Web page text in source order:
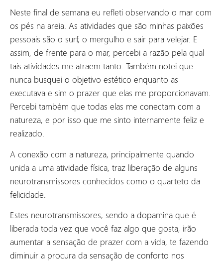
Neste final de semana eu refleti observando o mar com
os pés na areia. As atividades que são minhas paixões
pessoais são o surf, o mergulho e sair para velejar. E
assim, de frente para o mar, percebi a razão pela qual
tais atividades me atraem tanto. Também notei que
nunca busquei o objetivo estético enquanto as
executava e sim o prazer que elas me proporcionavam.
Percebi também que todas elas me conectam com a
natureza, e por isso que me sinto internamente feliz e
realizado.
A conexão com a natureza, principalmente quando
unida a uma atividade física, traz liberação de alguns
neurotransmissores conhecidos como o quarteto da
felicidade.
Estes neurotransmissores, sendo a dopamina que é
liberada toda vez que você faz algo que gosta, irão
aumentar a sensação de prazer com a vida, te fazendo
diminuir a procura da sensação de conforto nos